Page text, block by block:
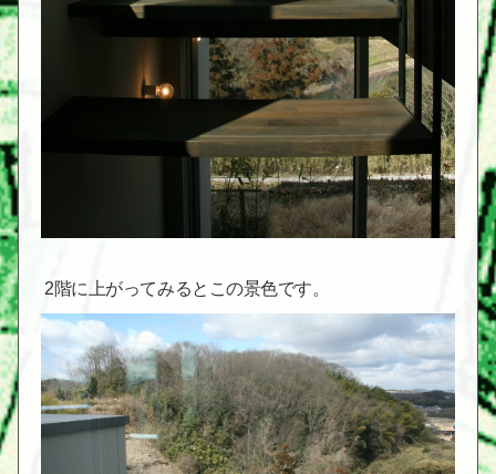
2階に上がってみるとこの景色です。